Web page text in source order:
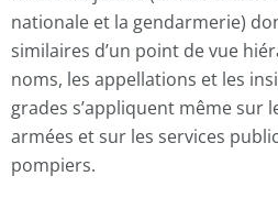
nationale et la gendarmerie)
similaires d’un point de vue
noms, les appellations et les
grades s’appliquent même sur
armées et sur les services
pompiers.